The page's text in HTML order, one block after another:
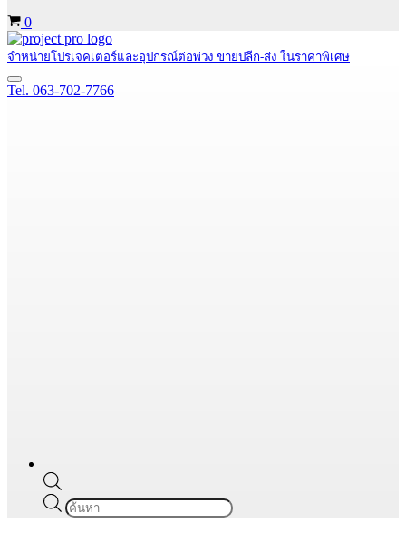
Cart
0
จำหน่ายโปรเจคเตอร์และอุปกรณ์ต่อพ่วง ขายปลีก-ส่ง ในราคาพิเศษ
Navigation
Menu
Tel. 063-702-7766
Products
search